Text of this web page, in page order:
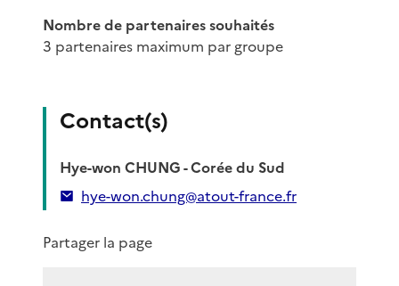
Nombre de partenaires souhaités
3 partenaires maximum par groupe
Contact(s)
Hye-won CHUNG - Corée du Sud
hye-won.chung@atout-france.fr
Partager la page